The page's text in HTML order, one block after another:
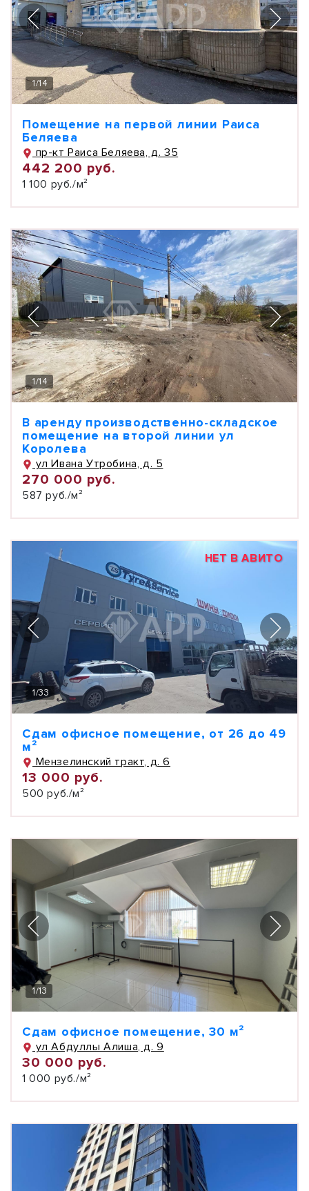
1/14
Помещение на первой линии Раиса
Беляева
пр-кт Раиса Беляева, д. 35
442 200 руб.
1 100 руб./м²
1/14
В аренду производственно-складское
помещение на второй линии ул
Королева
ул Ивана Утробина, д. 5
270 000 руб.
587 руб./м²
НЕТ В АВИТО
1/33
Сдам офисное помещение, от 26 до 49
м²
Мензелинский тракт, д. 6
13 000 руб.
500 руб./м²
1/13
Сдам офисное помещение, 30 м²
ул Абдуллы Алиша, д. 9
30 000 руб.
1 000 руб./м²